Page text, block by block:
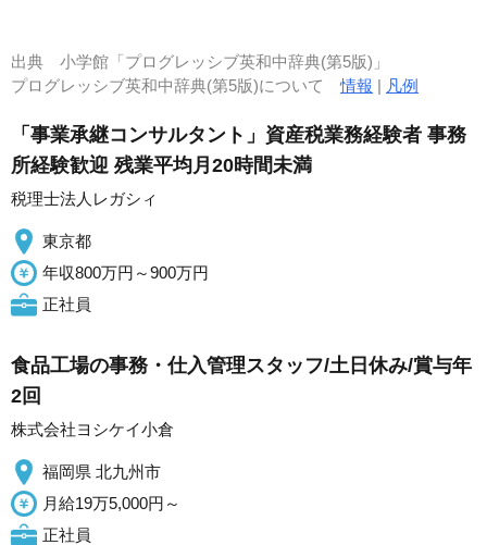
出典 小学館「プログレッシブ英和中辞典(第5版)」
プログレッシブ英和中辞典(第5版)について情報 凡例
「事業承継コンサルタント」資産税業務経験者 事務
所経験歓迎 残業平均月20時間未満
税理士法人レガシィ
東京都
年収800万円～900万円
正社員
食品工場の事務・仕入管理スタッフ/土日休み/賞与年
2回
株式会社ヨシケイ小倉
福岡県 北九州市
月給19万5,000円～
正社員